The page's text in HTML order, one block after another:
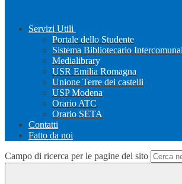
Servizi Utili
Portale dello Studente
Sistema Bibliotecario
Medialibrary
USR Emilia Romagna
Unione Terre dei castelli
USP Modena
Orario ATC
Orario SETA
Contatti
Fatto da noi
Campo di ricerca per le pagine del sito